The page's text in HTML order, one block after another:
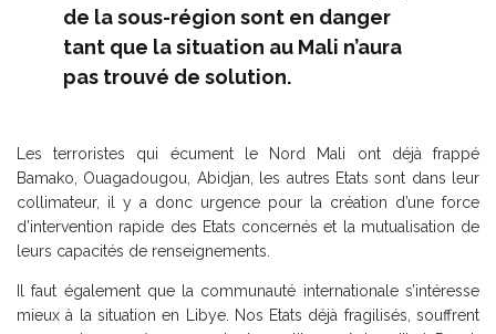
de la sous-région sont en danger
tant que la situation au Mali n’aura
pas trouvé de solution.
Les terroristes qui écument le Nord Mali ont déjà frappé
Bamako, Ouagadougou, Abidjan, les autres Etats sont dans leur
collimateur, il y a donc urgence pour la création d’une force
d’intervention rapide des Etats concernés et la mutualisation de
leurs capacités de renseignements.
Il faut également que la communauté internationale s’intéresse
mieux à la situation en Libye. Nos Etats déjà fragilisés, souffrent